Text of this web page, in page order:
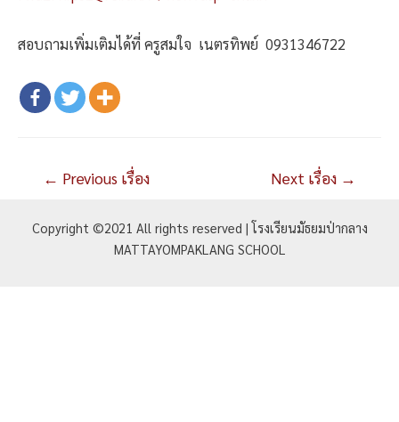
สอบถามเพิ่มเติมได้ที่ ครูสมใจ เนตรทิพย์ 0931346722
แนะแนว
← Previous เรื่อง Next เรื่อง →
Copyright ©2021 All rights reserved | โรงเรียนมัธยมป่ากลาง
MATTAYOMPAKLANG SCHOOL